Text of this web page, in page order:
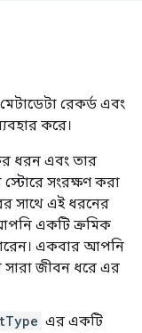
রেকর্ড এবং
করে।
ধরন এবং তার
স্টোরে সংরক্ষণ করা
সাথে এই ধরনের
একটি ক্রমিক
একবার আপনি
সারা জীবন ধরে এর
এর একটি